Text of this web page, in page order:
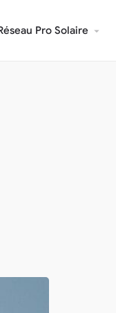
Pro Solaire